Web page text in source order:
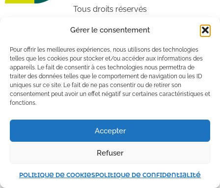
Gérer le consentement
Pour offrir les meilleures expériences, nous utilisons des technologies
telles que les cookies pour stocker et/ou accéder aux informations des
appareils. Le fait de consentir à ces technologies nous permettra de
traiter des données telles que le comportement de navigation ou les ID
uniques sur ce site. Le fait de ne pas consentir ou de retirer son
consentement peut avoir un effet négatif sur certaines caractéristiques et
fonctions.
Accepter
Refuser
Politique de cookiesPolitique de confidentialité
Tous droits réservés